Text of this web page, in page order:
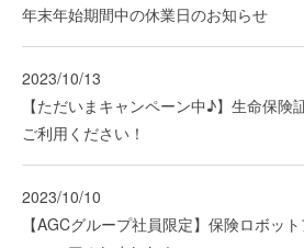
年末年始期間中の休業日のお知らせ
2023/10/13
【ただいまキャンペーン中♪】生命保険
ご利用ください！
2023/10/10
【AGCグループ社員限定】保険ロボッ